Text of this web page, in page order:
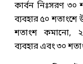
কার্বন নিঃসরণ ৩০
ব্যবহার ৫০ শতাংশে
শতাংশ কমানো,
ব্যবহার এবং ৩০